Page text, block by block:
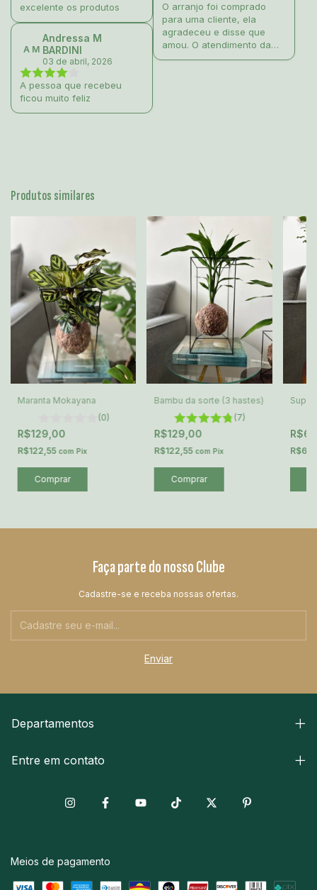
excelente os produtos
A M
Andressa M
BARDINI
03 de abril, 2026
A pessoa que recebeu
ficou muito feliz
O arranjo foi comprado
para uma cliente, ela
agradeceu e disse que
amou. O atendimento da
Isa é super atencioso.
Produtos similares
Maranta Mokayana
(0)
R$129,00
R$122,55 com Pix
Bambu da sorte (3 hastes)
(7)
R$129,00
R$122,55 com Pix
Faça parte do nosso Clube
Cadastre-se e receba nossas ofertas.
Departamentos
Entre em contato
Meios de pagamento